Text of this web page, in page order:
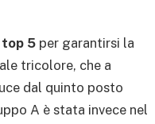
top 5 per garantirsi la
tricolore, che a
dal quinto posto
A è stata invece nel